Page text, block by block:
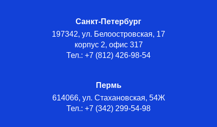
Санкт-Петербург
197342, ул. Белоостровская, 17
корпус 2, офис 317
Тел.: +7 (812) 426-98-54
Пермь
614066, ул. Стахановская, 54Ж
Тел.: +7 (342) 299-54-98